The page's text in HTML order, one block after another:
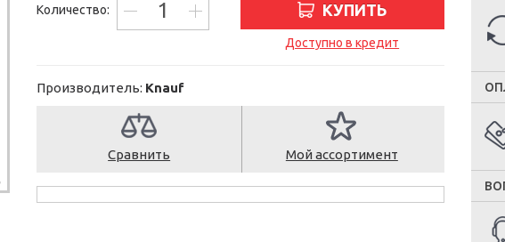
Количество: КУПИТЬ
Доступно в кредит
Производитель: Knauf
Сравнить Мой ассортимент